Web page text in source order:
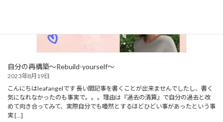
自分の再構築～Rebuild-yourself～
2023年8月19日
こんにちはleafangelです 長い間記事を書くことが出来ませんでしたし、書く
気になれなかったのも事実で。。。理由は『過去の清算』で自分の過去と改
めて向き合ってみて、実際自分でも唖然とするほどひどい事があったという事
実 […]